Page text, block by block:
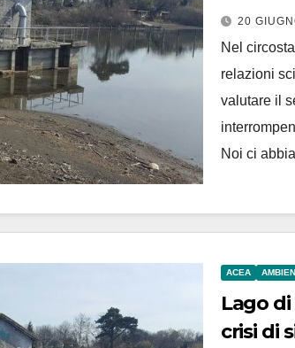
20
Nel
relazioni
valutare il
Noi ci
ACEA
Lago
crisi di